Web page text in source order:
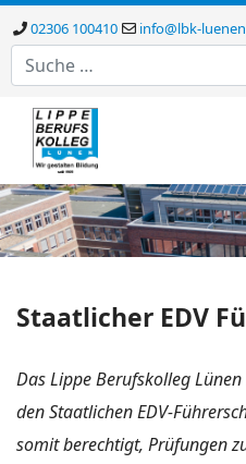
02306 100410 info@lbk-
Suchen
Staatlicher EDV
Das Lippe Berufskolleg
den Staatlichen EDV-
somit berechtigt, Prüfungen